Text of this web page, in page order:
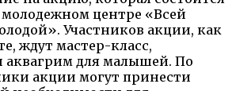
центре «Всей
Участников акции, как
ждут мастер-класс,
аквагрим для малышей. По
акции могут принести